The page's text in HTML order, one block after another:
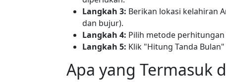
Langkah 3: Berikan lokasi kelahiran
dan bujur).
Langkah 4: Pilih metode perhitungan
Langkah 5: Klik "Hitung Tanda
Apa yang Termasuk